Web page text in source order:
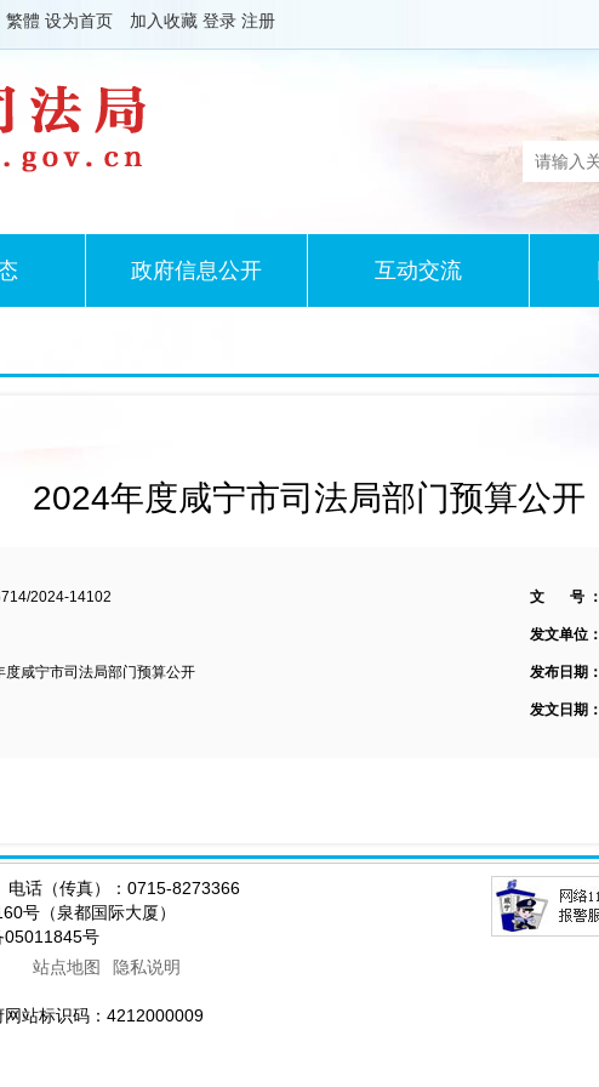
繁體 设为首页 加入收藏 登录 注册
政府信息公开 互动交流
2024年度咸宁市司法局部门预算公开
2024-14102 文 号 ：
发文单位：
度咸宁市司法局部门预算公开 发布日期：
发文日期：
话（传真）：0715-8273366
号（泉都国际大厦）
05011845号
站点地图 隐私说明
站标识码：4212000009